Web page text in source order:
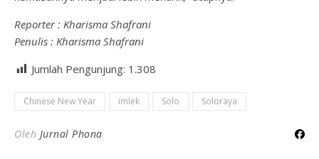
Reporter : Kharisma Shafrani
Penulis : Kharisma Shafrani
Jumlah Pengunjung: 1.308
Chinese New Year imlek Solo Soloraya
Oleh Jurnal Phona